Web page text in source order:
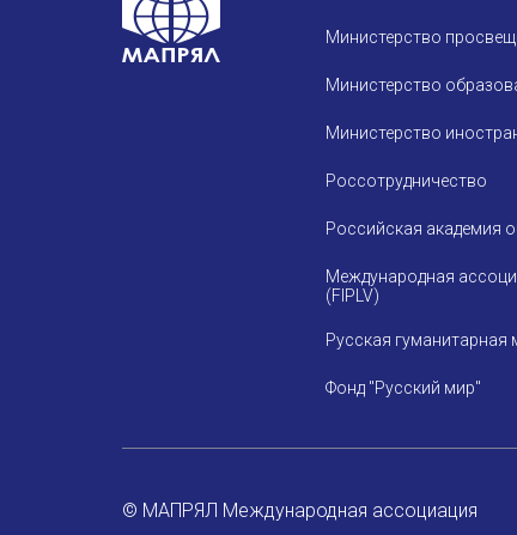
Министерство
Министерство
Министерство
Россотрудничество
Российская академия
Международная
(FIPLV)
Русская гуманитарная
Фонд "Русский мир"
© МАПРЯЛ Международная ассоциация